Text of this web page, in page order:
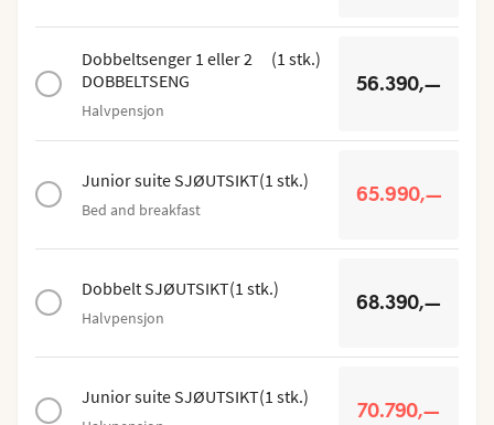
Dobbeltsenger 1 eller 2
DOBBELTSENG
(1 stk.)
Halvpensjon
56.390,—
Junior suite SJØUTSIKT(1 stk.)
Bed and breakfast
65.990,—
Dobbelt SJØUTSIKT(1 stk.)
Halvpensjon
68.390,—
Junior suite SJØUTSIKT(1 stk.)
70.790,—